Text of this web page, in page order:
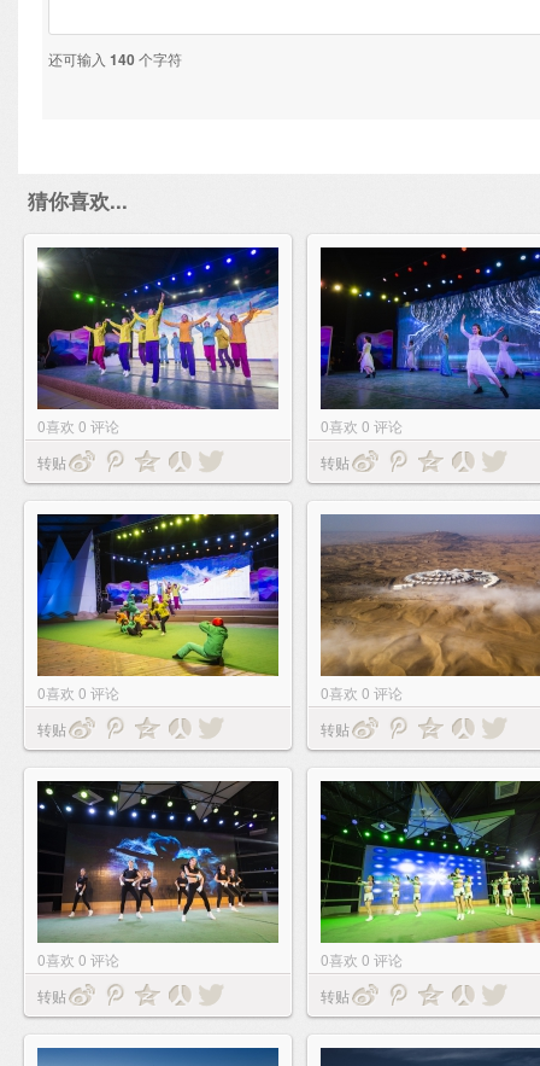
还可输入 140个字符
猜你喜欢...
0喜欢 0 评论
转贴
0喜欢 0 评论
转贴
0喜欢 0 评论
转贴
0喜欢 0 评论
转贴
0喜欢 0 评论
转贴
0喜欢 0 评论
转贴